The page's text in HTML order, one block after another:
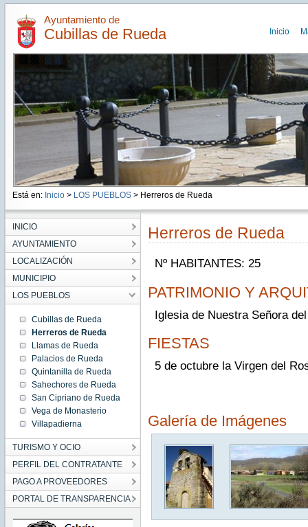
Ayuntamiento de
Cubillas de Rueda Inicio
Está en: Inicio > LOS PUEBLOS> Herreros de Rueda
INICIO
AYUNTAMIENTO
LOCALIZACIÓN
MUNICIPIO
LOS PUEBLOS
Cubillas de Rueda
Herreros de Rueda
Llamas de Rueda
Palacios de Rueda
Quintanilla de Rueda
Sahechores de Rueda
San Cipriano de Rueda
Vega de Monasterio
Villapadierna
TURISMO Y OCIO
PERFIL DEL CONTRATANTE
PAGO A PROVEEDORES
PORTAL DE TRANSPARENCIA
Herreros de Rueda
Nº HABITANTES: 25
PATRIMONIO Y
Iglesia de Nuestra Señora
FIESTAS
5 de octubre la Virgen del
Galería de Imágenes